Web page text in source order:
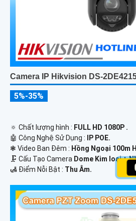
Camera IP Hikvision DS-
5%-35%
🔅 Chất lượng hình : FULL HD 1080P .
🤖️ Công Nghệ Sử Dụng :
IP POE.
❃ Video Ban Đêm : Hồng Ngoại 100m
🗜️ Cấu Tạo Camera Dome Kim loại +
️🛃 Điểm Nỗi Bật : Thu Âm.